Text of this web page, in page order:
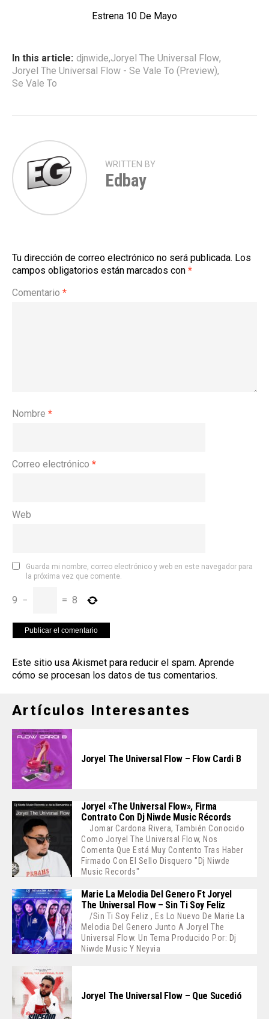
Estrena 10 De Mayo
In this article: djnwide,Joryel The Universal Flow,
Joryel The Universal Flow - Se Vale To (Preview),
Se Vale To
WRITTEN BY
Edbay
Tu dirección de correo electrónico no será publicada. Los
campos obligatorios están marcados con *
Comentario *
Nombre *
Correo electrónico *
Web
Guarda mi nombre, correo electrónico y web en este navegador para
la próxima vez que comente.
9 − = 8
Este sitio usa Akismet para reducir el spam. Aprende
cómo se procesan los datos de tus comentarios.
Artículos Interesantes
Joryel The Universal Flow – Flow Cardi B
Joryel «The Universal Flow», Firma
Contrato Con Dj Niwde Music Récords
Jomar Cardona Rivera, También Conocido
Como Joryel The Universal Flow, Nos
Comenta Que Está Muy Contento Tras Haber
Firmado Con El Sello Disquero "Dj Niwde
Music Records"
Marie La Melodia Del Genero Ft Joryel
The Universal Flow – Sin Ti Soy Feliz
/Sin Ti Soy Feliz , Es Lo Nuevo De Marie La
Melodia Del Genero Junto A Joryel The
Universal Flow. Un Tema Producido Por: Dj
Niwde Music Y Neyvia
Joryel The Universal Flow – Que Sucedió